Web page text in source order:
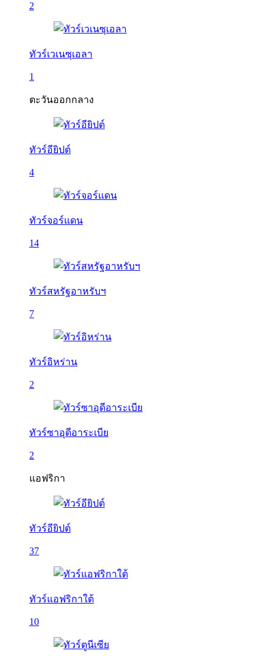
2
ทัวร์เวเนซุเอลา
1
ตะวันออกกลาง
ทัวร์อียิปต์
4
ทัวร์จอร์แดน
14
ทัวร์สหรัฐอาหรับฯ
7
ทัวร์อิหร่าน
2
ทัวร์ซาอุดีอาระเบีย
2
แอฟริกา
ทัวร์อียิปต์
37
ทัวร์แอฟริกาใต้
10